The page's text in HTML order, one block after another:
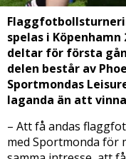
spelas i
deltar för första
delen består av
Sportmondas
laganda än att
– Att få andas
med Sportmonda för